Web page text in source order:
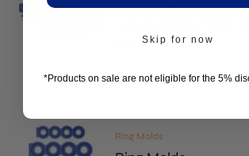
25.70 hors TVA
Ring Molds
Skip for now
*Products on sale are not eligible for the 5%